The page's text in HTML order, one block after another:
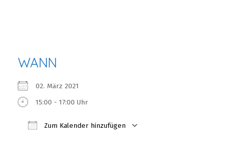
WANN
02. März 2021
15:00 - 17:00 Uhr
Zum Kalender hinzufügen